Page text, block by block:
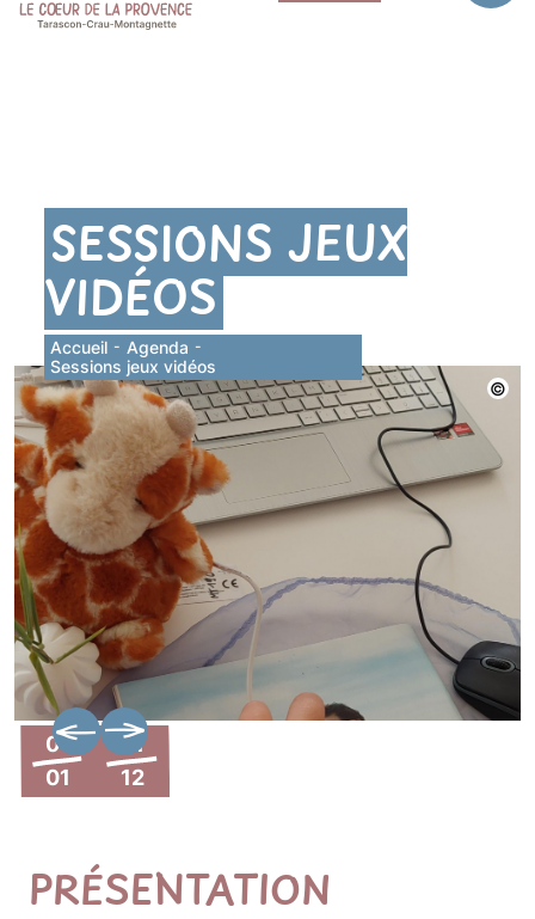
SESSIONS JEUX
VIDÉOS
Accueil - Agenda -
Sessions jeux vidéos
01
01
31
12
PRÉSENTATION